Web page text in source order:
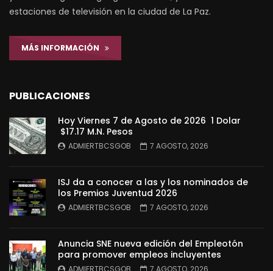
estaciones de televisión en la ciudad de La Paz.
MÁS INFORMACIÓN
PUBLICACIONES
Hoy Viernes 7 de Agosto de 2026 1 Dolar
$17.17 M.N. Pesos
ADMIERTBCSGOB 7 AGOSTO, 2026
ISJ da a conocer a las y los nominados de
los Premios Juventud 2026
ADMIERTBCSGOB 7 AGOSTO, 2026
Anuncia SNE nueva edición del Empleotón
para promover empleos incluyentes
ADMIERTBCSGOB 7 AGOSTO, 2026